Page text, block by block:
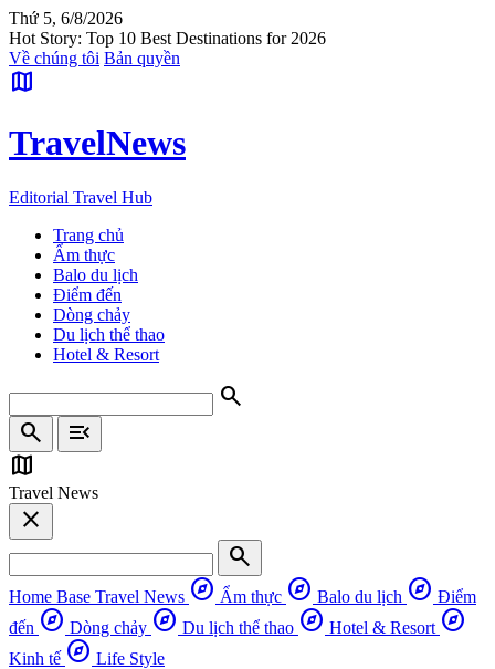
Thứ 5, 6/8/2026
Hot Story: Top 10 Best Destinations for 2026
Về chúng tôi Bản quyền
map
TravelNews
Editorial Travel Hub
Trang chủ
Ẩm thực
Balo du lịch
Điểm đến
Dòng chảy
Du lịch thể thao
Hotel & Resort
search
search
menu_open
map
Travel News
close
search
Home Base Travel News explore Ẩm thực explore Balo du lịch explore Điểm
đến explore Dòng chảy explore Du lịch thể thao explore Hotel & Resort explore
Kinh tế explore Life Style